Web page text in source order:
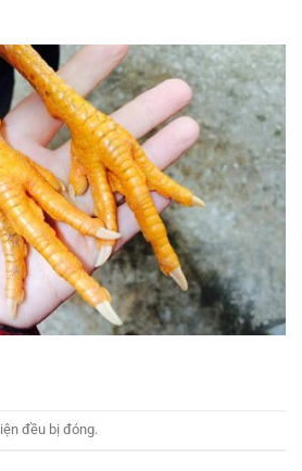
đều bị đóng.